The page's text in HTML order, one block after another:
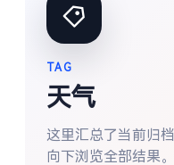
TAG
天气
这里汇总了当前归
向下浏览全部结果。